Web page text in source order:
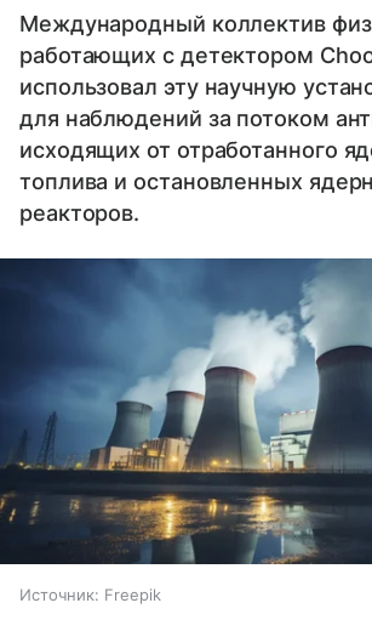
Международный коллектив
работающих с детектором
использовал эту научную
для наблюдений за потоком
исходящих от отработанного
топлива и остановленных
реакторов.
Источник: Freepik